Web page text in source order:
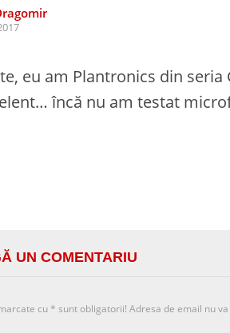
eu am Plantronics din
încă nu am testat
UN COMENTARIU
cu * sunt obligatorii! Adresa de email nu